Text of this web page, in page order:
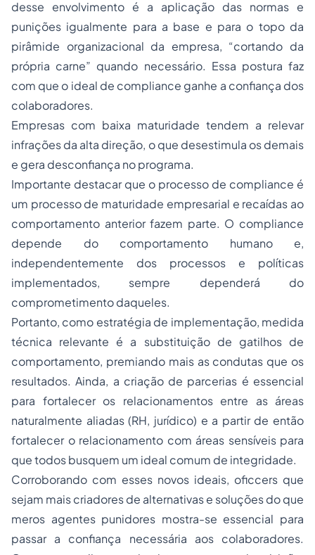
desse envolvimento é a aplicação das normas e
punições igualmente para a base e para o topo da
pirâmide organizacional da empresa, “cortando da
própria carne” quando necessário. Essa postura faz
com que o ideal de compliance ganhe a confiança dos
colaboradores.
Empresas com baixa maturidade tendem a relevar
infrações da alta direção, o que desestimula os demais
e gera desconfiança no programa.
Importante destacar que o processo de compliance é
um processo de maturidade empresarial e recaídas ao
comportamento anterior fazem parte. O compliance
depende do comportamento humano e,
independentemente dos processos e políticas
implementados, sempre dependerá do
comprometimento daqueles.
Portanto, como estratégia de implementação, medida
técnica relevante é a substituição de gatilhos de
comportamento, premiando mais as condutas que os
resultados. Ainda, a criação de parcerias é essencial
para fortalecer os relacionamentos entre as áreas
naturalmente aliadas (RH, jurídico) e a partir de então
fortalecer o relacionamento com áreas sensíveis para
que todos busquem um ideal comum de integridade.
Corroborando com esses novos ideais, oficcers que
sejam mais criadores de alternativas e soluções do que
meros agentes punidores mostra-se essencial para
passar a confiança necessária aos colaboradores.